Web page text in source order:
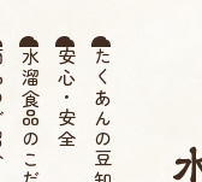
水溜食品のこだわり安心・安全たくあんの豆知識